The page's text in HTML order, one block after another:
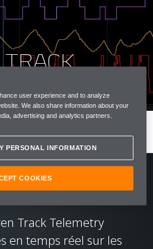
Track Telemetry
en temps réel sur les
user experience and to analyze
We also share information about your
advertising and analytics partners.
PERSONAL INFORMATION
COOKIES